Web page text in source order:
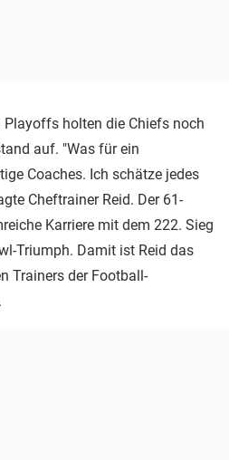
holten die Chiefs noch
auf. "Was für ein
Coaches. Ich schätze jedes
Cheftrainer Reid. Der 61-
Karriere mit dem 222. Sieg
Triumph. Damit ist Reid das
Trainers der Football-